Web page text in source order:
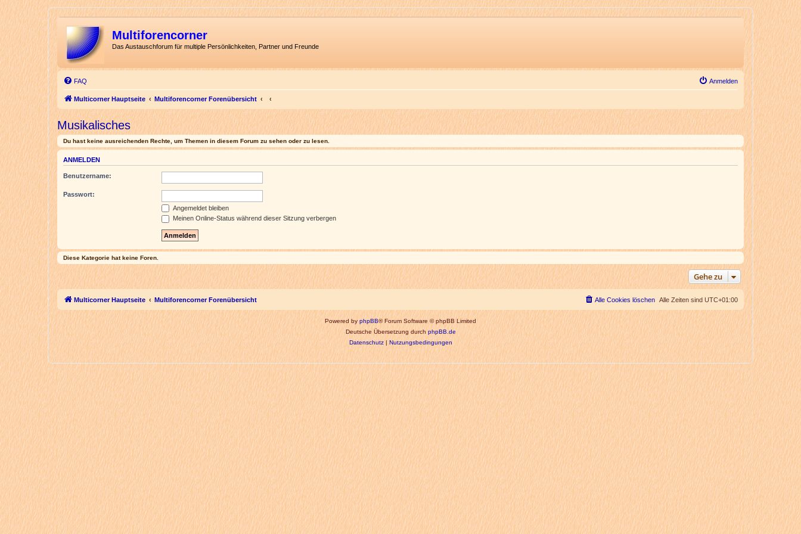
Multiforencorner
Das Austauschforum für multiple Persönlichkeiten, Partner und Freunde
FAQ Anmelden
Multicorner Hauptseite Multiforencorner Forenübersicht
Musikalisches
Du hast keine ausreichenden Rechte, um Themen in diesem Forum zu sehen oder zu lesen.
ANMELDEN
Benutzername:
Passwort:
Angemeldet bleiben
Meinen Online-Status während dieser Sitzung verbergen
Diese Kategorie hat keine Foren.
Gehe zu
Multicorner Hauptseite Multiforencorner Forenübersicht Alle Zeiten sind UTC+01:00
Alle Cookies löschen
Powered byphpBB® Forum Software © phpBB Limited
Deutsche Übersetzung durchphpBB.de
Datenschutz|Nutzungsbedingungen